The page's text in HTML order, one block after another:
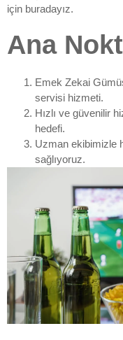
için buradayız.
Ana
Emek Zekai
servisi hizmeti.
Hızlı ve güvenilir
hedefi.
Uzman ekibimizle
sağlıyoruz.